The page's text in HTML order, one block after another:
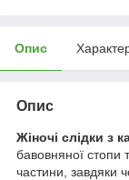
Опис
Опис
Жіночі слідки з
бавовняної стопи
частини, завдяки